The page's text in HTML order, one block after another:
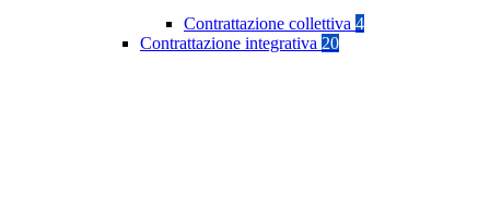
Contrattazione collettiva 4
Contrattazione integrativa 20